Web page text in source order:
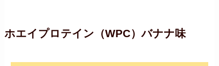
ホエイプロテイン（WPC）バナナ味